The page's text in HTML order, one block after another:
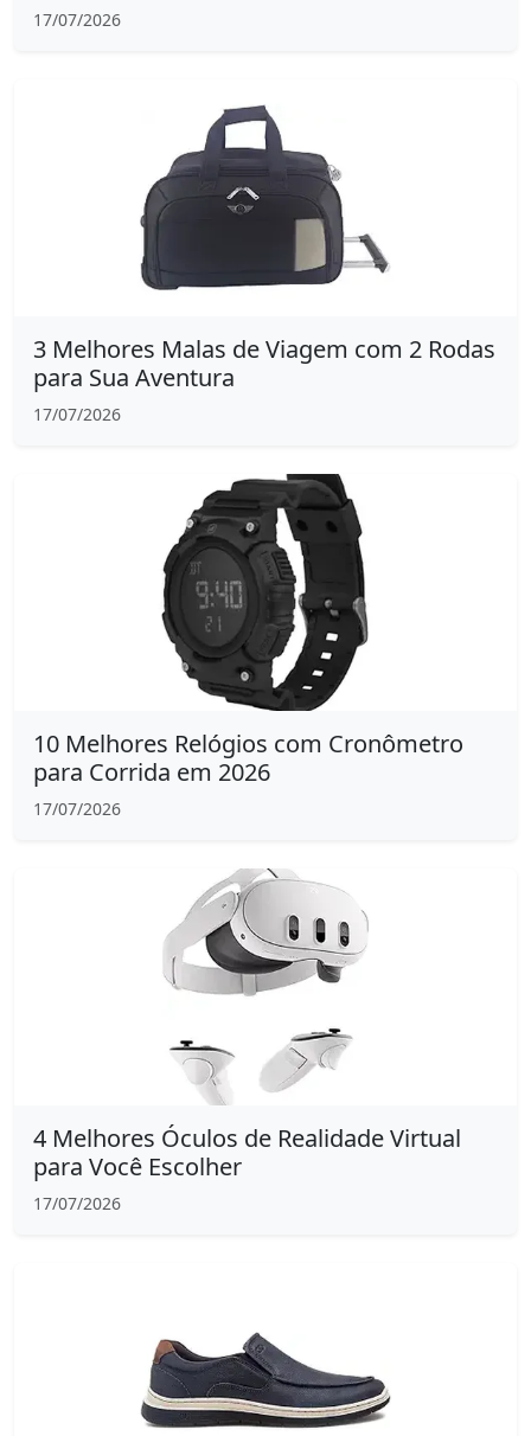
17/07/2026
3 Melhores Malas de Viagem com 2 Rodas
para Sua Aventura
17/07/2026
10 Melhores Relógios com Cronômetro
para Corrida em 2026
17/07/2026
4 Melhores Óculos de Realidade Virtual
para Você Escolher
17/07/2026